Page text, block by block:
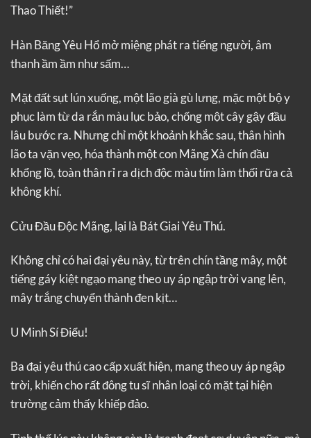
Thao Thiết!”
Hàn Băng Yêu Hổ mở miệng phát ra tiếng người, âm
thanh ầm ầm như sấm…
Mặt đất sụt lún xuống, một lão già gù lưng, mặc một bộ y
phục làm từ da rắn màu lục bảo, chống một cây gậy đầu
lâu bước ra. Nhưng chỉ một khoảnh khắc sau, thân hình
lão ta vặn vẹo, hóa thành một con Mãng Xà chín đầu
khổng lồ, toàn thân rỉ ra dịch độc màu tím làm thối rữa cả
không khí.
Cửu Đầu Độc Mãng, lại là Bát Giai Yêu Thú.
Không chỉ có hai đại yêu này, từ trên chín tầng mây, một
tiếng gáy kiệt ngạo mang theo uy áp ngập trời vang lên,
mây trắng chuyển thành đen kịt…
U Minh Sí Điểu!
Ba đại yêu thú cao cấp xuất hiện, mang theo uy áp ngập
trời, khiến cho rất đông tu sĩ nhân loại có mặt tại hiện
trường cảm thấy khiếp đảo.